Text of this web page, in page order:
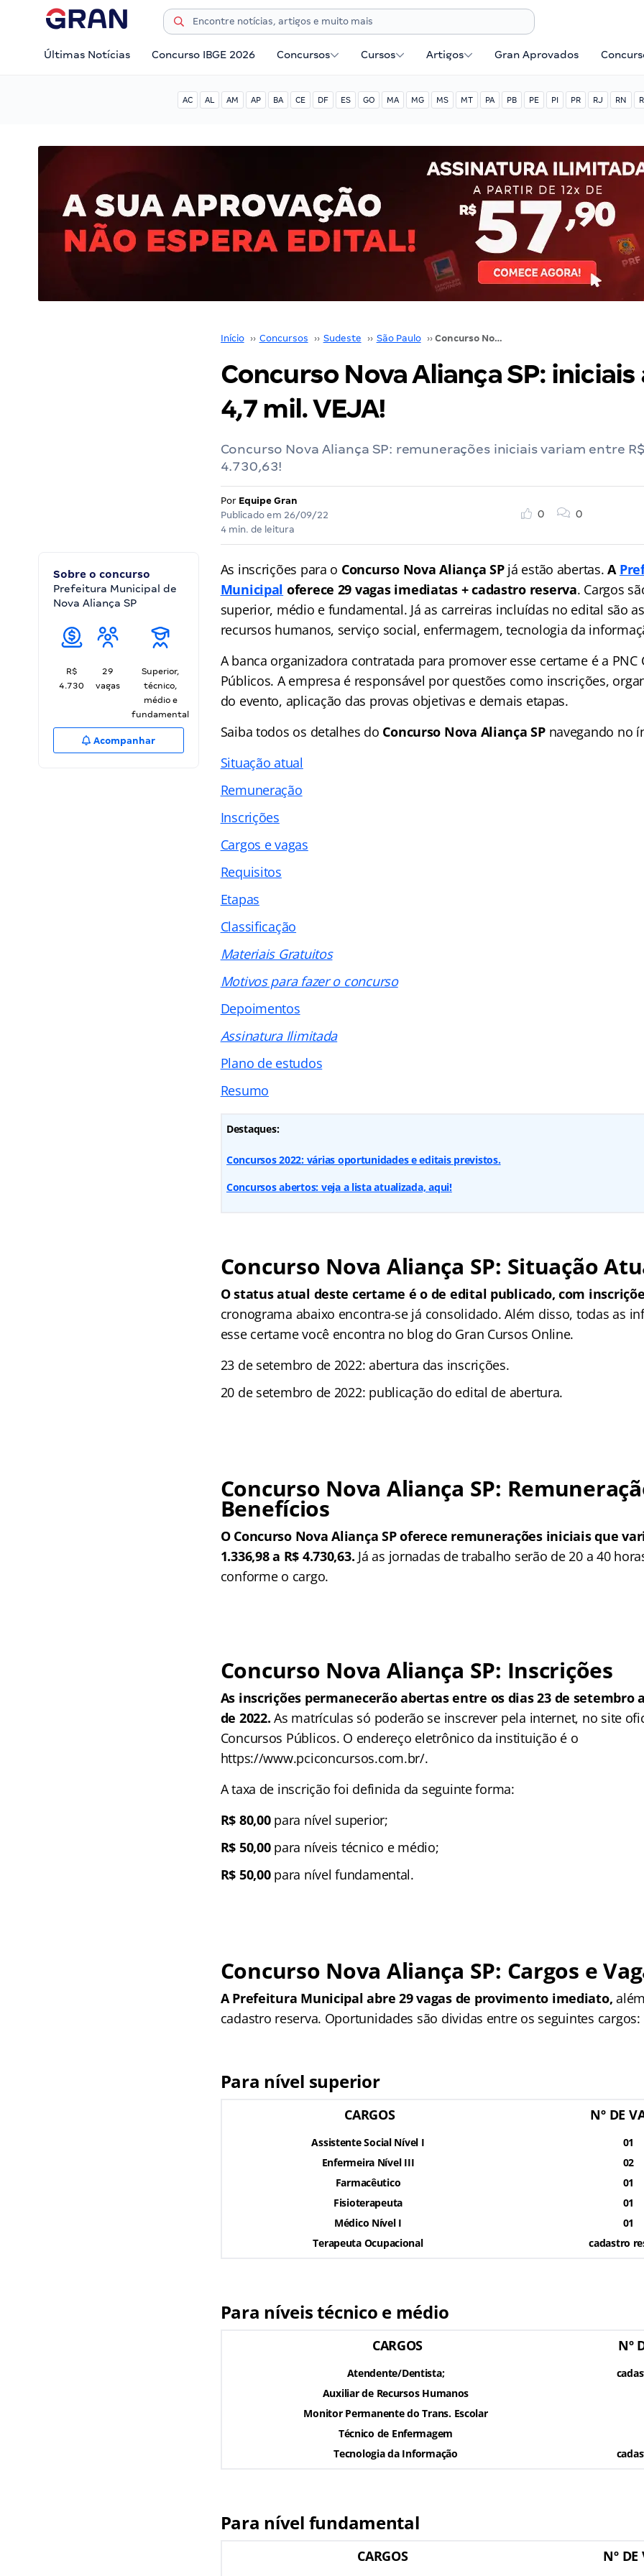
Últimas Notícias Concurso IBGE 2026 Concursos Cursos Artigos Gran Aprovados
AC AL AM AP BA CE DF ES GO MA MG MS MT PA PB PE PI PR RJ RN
Início ›› Concursos ›› Sudeste ›› São Paulo ›› Concurso Nova Aliança SP: iniciais até R$ 4,7 mil. VEJA!
Concurso Nova Aliança SP: iniciais
4,7 mil. VEJA!
Concurso Nova Aliança SP: remunerações iniciais variam entre
4.730,63!
Por Equipe Gran
Publicado em 26/09/22
4 min. de leitura
0 0
Sobre o concurso
Prefeitura Municipal de
Nova Aliança SP
R$
4.730
29
vagas
Superior,
técnico,
médio e
fundamental
Acompanhar
As inscrições para o Concurso Nova Aliança SPjá estão abertas.A
Municipal oferece 29 vagas imediatas + cadastro reserva. Cargos
superior, médio e fundamental. Já as carreiras incluídas no edital são
recursos humanos, serviço social, enfermagem, tecnologia da
A banca organizadora contratada para promover esse certame é a PNC
Públicos. A empresa é responsável por questões como inscrições,
do evento, aplicação das provas objetivas e demais etapas.
Saiba todos os detalhes do Concurso Nova Aliança SPnavegando no
Situação atual
Remuneração
Inscrições
Cargos e vagas
Requisitos
Etapas
Classificação
Materiais Gratuitos
Motivos para fazer o concurso
Depoimentos
Assinatura Ilimitada
Plano de estudos
Resumo
Destaques:
Concursos 2022: várias oportunidades e editais previstos.
Concursos abertos: veja a lista atualizada, aqui!
Concurso Nova Aliança SP: Situação
O status atual deste certame é o de edital publicado, com
cronograma abaixo encontra-se já consolidado. Além disso, todas as
esse certame você encontra no blog do Gran Cursos Online.
23 de setembro de 2022: abertura das inscrições.
20 de setembro de 2022: publicação do edital de abertura.
Concurso Nova Aliança SP:
Benefícios
O Concurso Nova Aliança SP oferece remunerações iniciais que
1.336,98 a R$ 4.730,63. Já as jornadas de trabalho serão de 20 a 40
conforme o cargo.
Concurso Nova Aliança SP: Inscrições
As inscrições permanecerão abertas entre os dias 23 de setembro
de 2022.As matrículas só poderão se inscrever pela internet, no site
Concursos Públicos. O endereço eletrônico da instituição é o
https://www.pciconcursos.com.br/.
A taxa de inscrição foi definida da seguinte forma:
R$ 80,00para nível superior;
R$ 50,00para níveis técnico e médio;
R$ 50,00para nível fundamental.
Concurso Nova Aliança SP: Cargos e
A Prefeitura Municipal abre 29 vagas de provimento imediato,
cadastro reserva. Oportunidades são dividas entre os seguintes cargos:
Para nível superior
CARGOS Nº DE
Assistente Social Nível I
Enfermeira Nível III
Farmacêutico
Fisioterapeuta
Médico Nível I
Terapeuta Ocupacional
01
02
01
01
01
cadastro
Para níveis técnico e médio
CARGOS Nº
Atendente/Dentista;
Auxiliar de Recursos Humanos
Monitor Permanente do Trans. Escolar
Técnico de Enfermagem
Tecnologia da Informação
Para nível fundamental
CARGOS Nº DE